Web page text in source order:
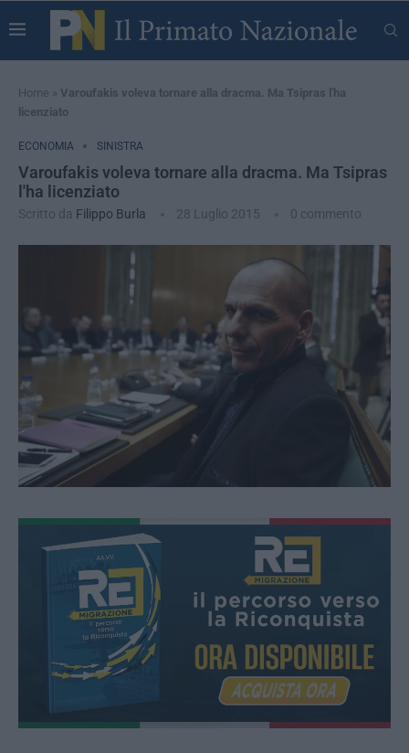
Home » Varoufakis voleva tornare alla dracma. Ma Tsipras l'ha
licenziato
ECONOMIA SINISTRA
Varoufakis voleva tornare alla dracma. Ma Tsipras
l'ha licenziato
Scritto da Filippo Burla 28 Luglio 2015 0 commento